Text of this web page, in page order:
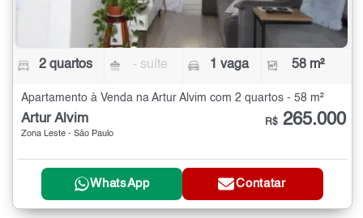
2 quartos - suíte 1 vaga 58 m²
Apartamento à Venda na Artur Alvim com 2 quartos - 58 m²
Artur Alvim
Zona Leste - São Paulo
R$ 265.000
WhatsApp Contatar